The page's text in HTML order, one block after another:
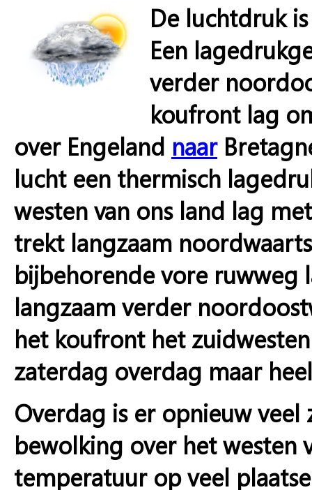
De luchtdruk
Een
verder
koufront lag
over Engeland naar
lucht een thermisch
westen van ons land lag
trekt langzaam
bijbehorende vore ruwweg
langzaam verder
het koufront het
zaterdag overdag maar
Overdag is er opnieuw
bewolking over het westen
temperatuur op veel